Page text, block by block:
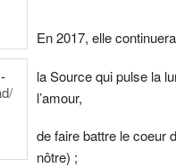
En 2017, elle
la Source qui pulse la
l’amour,
de faire battre le coeur
nôtre) ;